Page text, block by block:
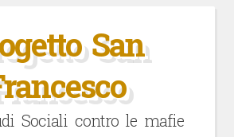
San
Sociali contro le mafie